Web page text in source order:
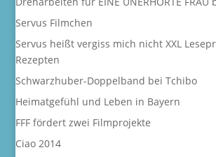
Servus Filmchen
Servus heißt vergiss mich nicht XXL
Rezepten
Schwarzhuber-Doppelband bei Tchibo
Heimatgefühl und Leben in Bayern
FFF fördert zwei Filmprojekte
Ciao 2014